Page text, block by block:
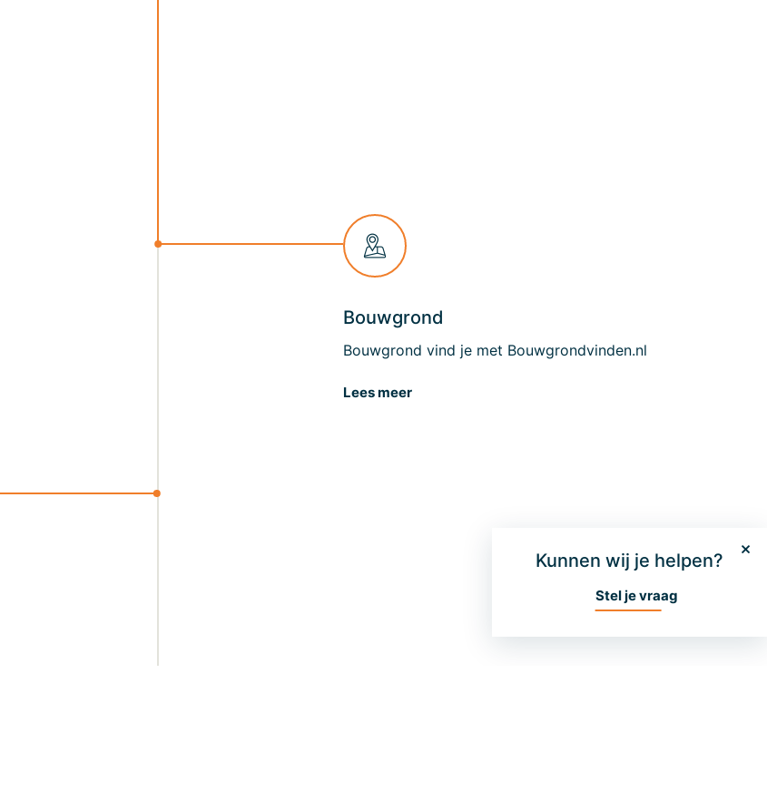
Kunnen wij je helpen?
Stel je vraag
Bouwgrond
Bouwgrond vind je met Bouwgrondvinden.nl
Lees meer